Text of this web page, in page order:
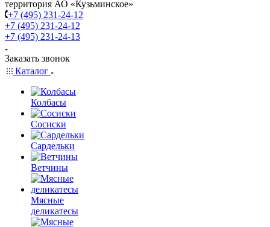
территория АО «Кузьминское»
+7 (495) 231-24-12
+7 (495) 231-24-12
+7 (495) 231-24-13
Заказать звонок
Каталог
Колбасы
Сосиски
Сардельки
Ветчины
Мясные
деликатесы